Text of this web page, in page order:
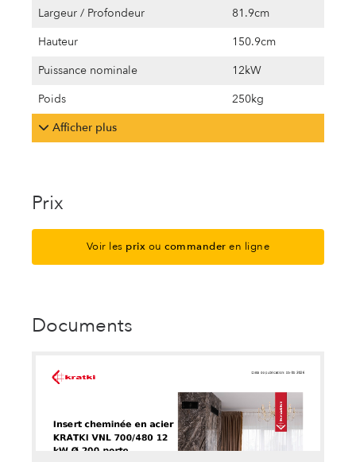
Largeur / Profondeur
81.9cm
Hauteur
150.9cm
Puissance nominale
12kW
Poids
250kg
Afficher plus
Prix
Voir les prix oucommander en ligne
Documents